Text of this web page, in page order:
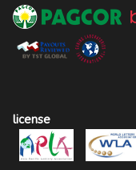
license